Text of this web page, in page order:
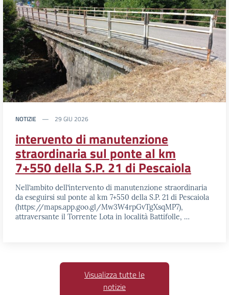
NOTIZIE 29 GIU 2026
intervento di manutenzione
straordinaria sul ponte al km
7+550 della S.P. 21 di Pescaiola
Nell’ambito dell’intervento di manutenzione straordinaria
da eseguirsi sul ponte al km 7+550 della S.P. 21 di Pescaiola
(https://maps.app.goo.gl/Mw3W4rpGvTgXsqMP7),
attraversante il Torrente Lota in località Battifolle, …
Visualizza tutte le
notizie